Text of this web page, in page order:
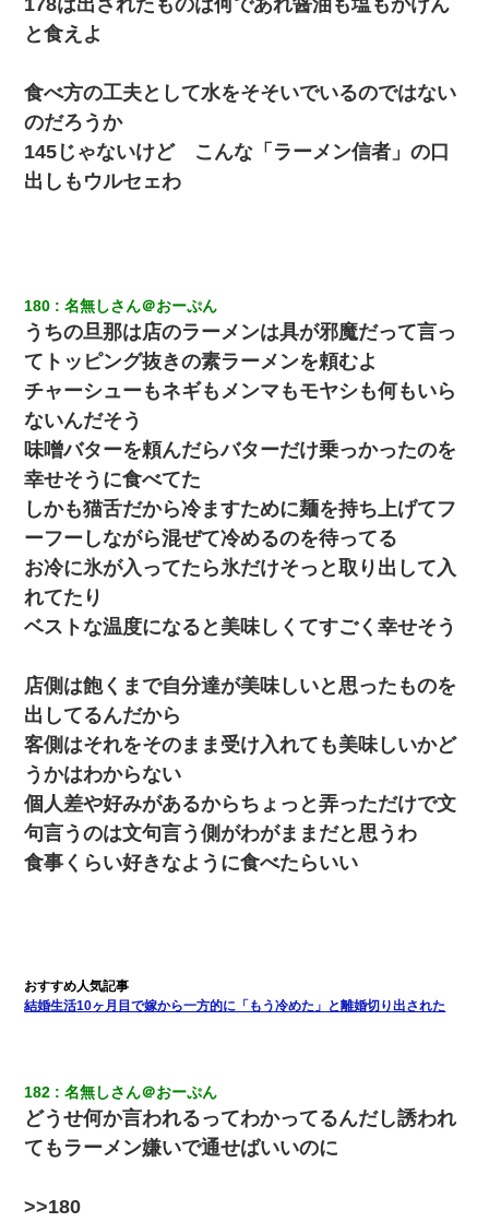
と食えよ
食べ方の工夫として水をそそいでいるのではない
のだろうか
145じゃないけど こんな「ラーメン信者」の口
出しもウルセェわ
180 名無しさん＠おーぷん
うちの旦那は店のラーメンは具が邪魔だって言っ
てトッピング抜きの素ラーメンを頼むよ
チャーシューもネギもメンマもモヤシも何もいら
ないんだそう
味噌バターを頼んだらバターだけ乗っかったのを
幸せそうに食べてた
しかも猫舌だから冷ますために麺を持ち上げてフ
ーフーしながら混ぜて冷めるのを待ってる
お冷に氷が入ってたら氷だけそっと取り出して入
れてたり
ベストな温度になると美味しくてすごく幸せそう
店側は飽くまで自分達が美味しいと思ったものを
出してるんだから
客側はそれをそのまま受け入れても美味しいかど
うかはわからない
個人差や好みがあるからちょっと弄っただけで文
句言うのは文句言う側がわがままだと思うわ
食事くらい好きなように食べたらいい
結婚生活10ヶ月目で嫁から一方的に「もう冷めた」と離婚切り出された
182 名無しさん＠おーぷん
どうせ何か言われるってわかってるんだし誘われ
てもラーメン嫌いで通せばいいのに
>>180